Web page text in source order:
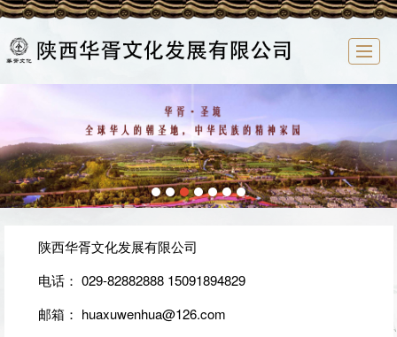
新闻中心 文化研究
陕西华胥文化发展有限公司
电话： 029-82882888 15091894829
邮箱： huaxuwenhua@126.com